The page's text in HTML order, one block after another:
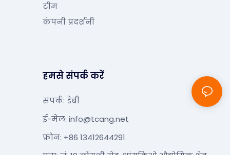
टीम
कंपनी प्रदर्शनी
हमसे संपर्क करें
संपर्क: डेबी
ई-मेल: info@tcang.net
फ़ोन: +86 13412644291